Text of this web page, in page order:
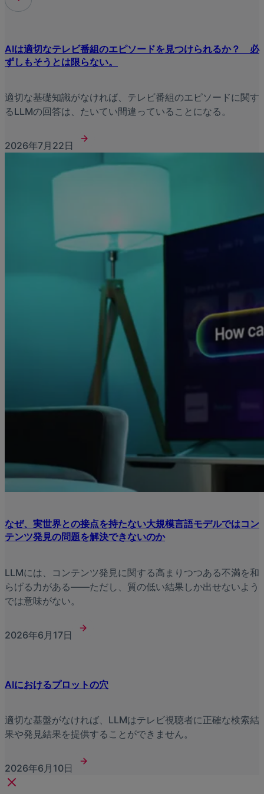
AIは適切なテレビ番組のエピソードを見つけられるか？ 必
ずしもそうとは限らない。
適切な基礎知識がなければ、テレビ番組のエピソードに関す
るLLMの回答は、たいてい間違っていることになる。
2026年7月22日
なぜ、実世界との接点を持たない大規模言語モデルではコン
テンツ発見の問題を解決できないのか
LLMには、コンテンツ発見に関する高まりつつある不満を和
らげる力がある――ただし、質の低い結果しか出せないよう
では意味がない。
2026年6月17日
AIにおけるプロットの穴
適切な基盤がなければ、LLMはテレビ視聴者に正確な検索結
果や発見結果を提供することができません。
2026年6月10日